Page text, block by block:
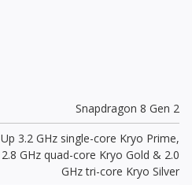
Snapdragon 8 Gen 2
Up 3.2 GHz single-core Kryo Prime,
2.8 GHz quad-core Kryo Gold & 2.0
GHz tri-core Kryo Silver